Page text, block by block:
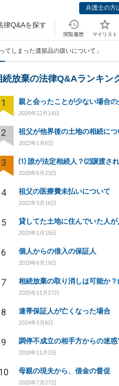
弁護士の方
律Q&Aを探す
閲覧履歴 マイリスト
てしまった遺留品の扱いについて」
続放棄の法律Q&Aランキン
1
2020年12月14日
2 祖父が他界後の土地の相続につ
2022年1月6日
3
2020年6月23日
4 祖父の医療費未払いについて
2022年3月16日
5 貸してた土地に住んでいた人が
2020年1月19日
6 個人からの借入の保証人
2019年6月19日
7
2025年11月27日
8 連帯保証人が亡くなった場合
2024年3月6日
9
2018年11月2日
母親の現夫から、借金の督促
2020年7月27日